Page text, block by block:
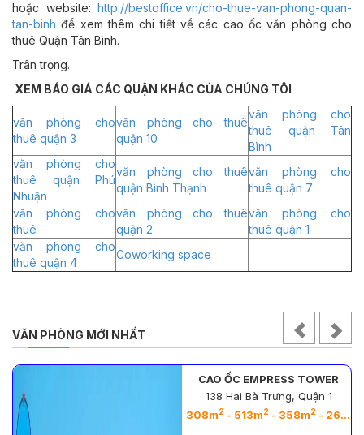
hoặc website: http://bestoffice.vn/cho-thue-van-phong-quan-
tan-binh để xem thêm chi tiết về các cao ốc văn phòng cho
thuê Quận Tân Bình.
Trân trọng.
XEM BÁO GIÁ CÁC QUẬN KHÁC CỦA CHÚNG TÔI
văn phòng cho
thuê quận 3
văn phòng cho thuê
quận 10
văn phòng cho
thuê quận Tân
Bình
văn phòng cho
thuê quận Phú
Nhuận
văn phòng cho thuê
quận Bình Thạnh
văn phòng cho
thuê quận 7
văn phòng cho
thuê
văn phòng cho thuê
quận 2
văn phòng cho
thuê quận 1
văn phòng cho
thuê quận 4
Coworking space
VĂN PHÒNG MỚI NHẤT
CAO ỐC EMPRESS TOWER
138 Hai Bà Trưng, Quận 1
308m2 - 513m2 - 358m2 - 263m